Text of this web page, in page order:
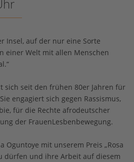
Insel, auf der nur eine Sorte
einer Welt mit allen Menschen
sich seit den frühen 80er Jahren für
engagiert sich gegen Rassismus,
für die Rechte afrodeutscher
der FrauenLesbenbewegung.
Oguntoye mit unserem Preis „Rosa
dürfen und ihre Arbeit auf diesem